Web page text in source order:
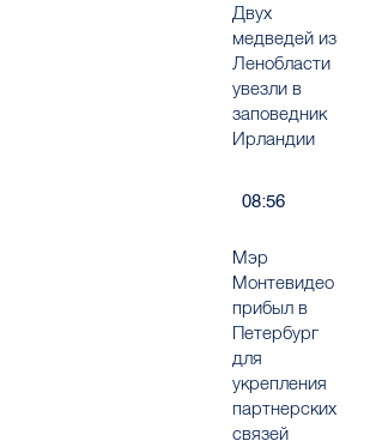
Двух
медведей из
Ленобласти
увезли в
заповедник
Ирландии
08:56
Мэр
Монтевидео
прибыл в
Петербург
для
укрепления
партнерских
связей